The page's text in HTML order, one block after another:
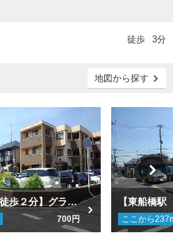
徒歩 3分
地図から探す
【東船橋駅 徒歩２分】グランピリエ駐車場
700円 ここから237